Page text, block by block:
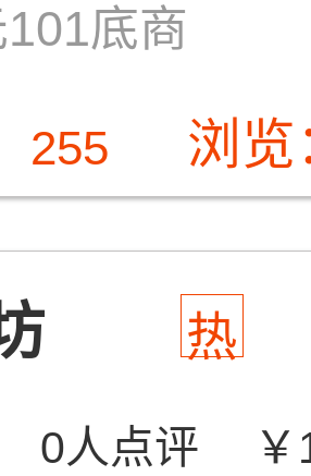
底商
255 浏览
热
0人点评